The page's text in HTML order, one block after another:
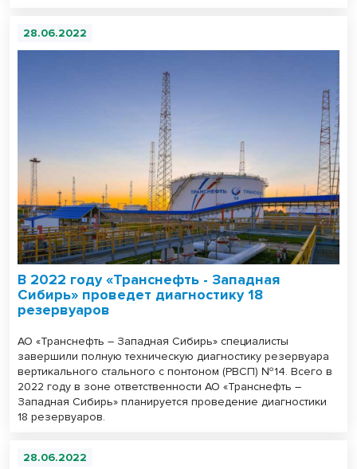
28.06.2022
В 2022 году «Транснефть - Западная
Сибирь» проведет диагностику 18
резервуаров
АО «Транснефть – Западная Сибирь» специалисты
завершили полную техническую диагностику резервуара
вертикального стального с понтоном (РВСП) №14. Всего в
2022 году в зоне ответственности АО «Транснефть –
Западная Сибирь» планируется проведение диагностики
18 резервуаров.
28.06.2022